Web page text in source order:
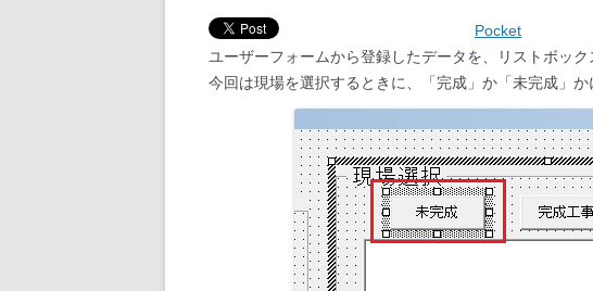
Pocket
ユーザーフォームから登録したデータを、リストボック
今回は現場を選択するときに、「完成」か「未完成」か